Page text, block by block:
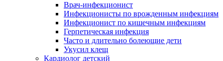
Врач-инфекционист
Инфекционисты по врожденным инфекциям
Инфекционист по кишечным инфекциям
Герпетическая инфекция
Часто и длительно болеющие дети
Укусил клещ
Кардиолог детский